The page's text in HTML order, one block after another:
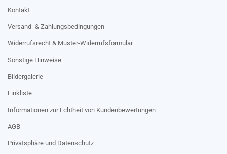
Kontakt
Versand- & Zahlungsbedingungen
Widerrufsrecht & Muster-Widerrufsformular
Sonstige Hinweise
Bildergalerie
Linkliste
Informationen zur Echtheit von Kundenbewertungen
AGB
Privatsphäre und Datenschutz